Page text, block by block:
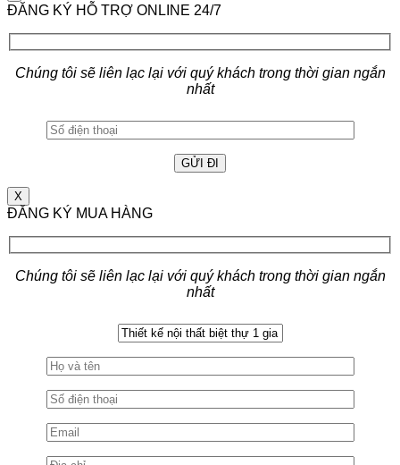
ĐĂNG KÝ HỖ TRỢ ONLINE 24/7
Chúng tôi sẽ liên lạc lại với quý khách trong thời gian ngắn
nhất
X
ĐĂNG KÝ MUA HÀNG
Chúng tôi sẽ liên lạc lại với quý khách trong thời gian ngắn
nhất